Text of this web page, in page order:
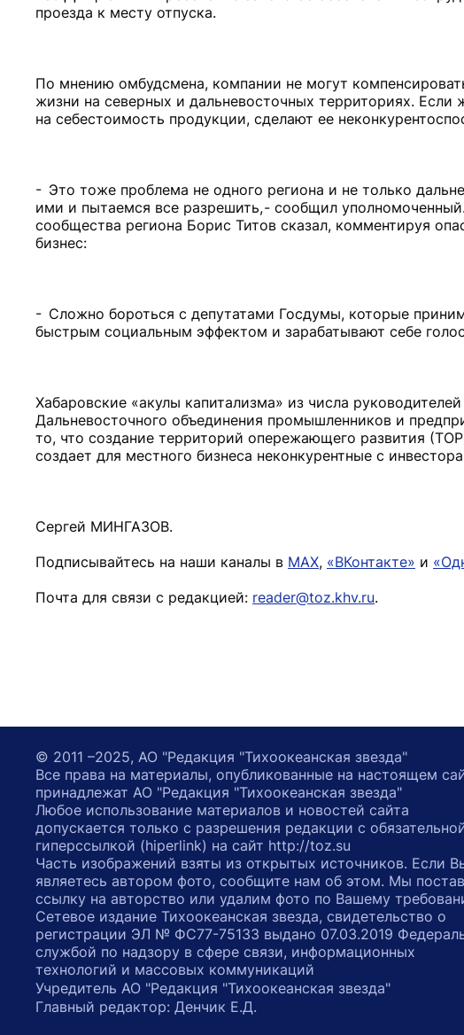
проезда к месту отпуска.
По мнению омбудсмена, компании не могут
жизни на северных и дальневосточных территориях. Если
на себестоимость продукции, сделают ее
- Это тоже проблема не одного региона и не только
ими и пытаемся все разрешить, - сообщил
сообщества региона Борис Титов сказал, комментируя
бизнес:
- Сложно бороться с депутатами Госдумы, которые
быстрым социальным эффектом и зарабатывают себе
Хабаровские «акулы капитализма» из числа
Дальневосточного объединения промышленников и
то, что создание территорий опережающего развития
создает для местного бизнеса неконкурентные с
Сергей МИНГАЗОВ.
Подписывайтесь на наши каналы в MAX, «ВКонтакте» и
Почта для связи с редакцией: reader@toz.khv.ru.
© 2011 –2025, АО "Редакция "Тихоокеанская звезда"
Все права на материалы, опубликованные на настоящем
принадлежат АО "Редакция "Тихоокеанская звезда"
Любое использование материалов и новостей сайта
допускается только с разрешения редакции с
гиперссылкой (hiperlink) на сайт http://toz.su
Часть изображений взяты из открытых источников. Если
являетесь автором фото, сообщите нам об этом. Мы
ссылку на авторство или удалим фото по Вашему
Сетевое издание Тихоокеанская звезда, свидетельство о
регистрации ЭЛ № ФС77-75133 выдано 07.03.2019
службой по надзору в сфере связи, информационных
технологий и массовых коммуникаций
Учредитель АО "Редакция "Тихоокеанская звезда"
Главный редактор: Денчик Е.Д.